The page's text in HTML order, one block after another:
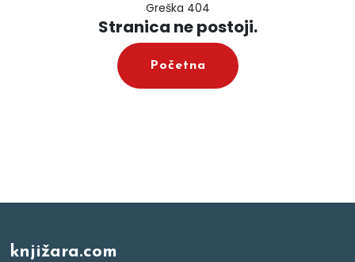
Greška 404
Stranica ne postoji.
Početna
knjižara.com